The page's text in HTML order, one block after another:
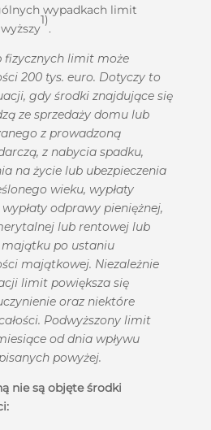
wypadkach limit
1)
.
fizycznych limit może
200 tys. euro. Dotyczy to
gdy środki znajdujące się
ze sprzedaży domu lub
z prowadzoną
z nabycia spadku,
na życie lub ubezpieczenia
wieku, wypłaty
odprawy pieniężnej,
lub rentowej lub
majątku po ustaniu
majątkowej. Niezależnie
limit powiększa się
oraz niektóre
Podwyższony limit
od dnia wpływu
powyżej.
nie są objęte środki